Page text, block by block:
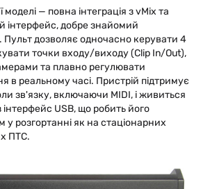
моделі — повна інтеграція з vMix та
інтерфейс, добре знайомий
Пульт дозволяє одночасно керувати 4
точки входу/виходу (Clip In/Out),
та плавно регулювати
в реальному часі. Пристрій підтримує
зв'язку, включаючи MIDI, і живиться
USB, що робить його
у розгортанні як на стаціонарних
ПТС.